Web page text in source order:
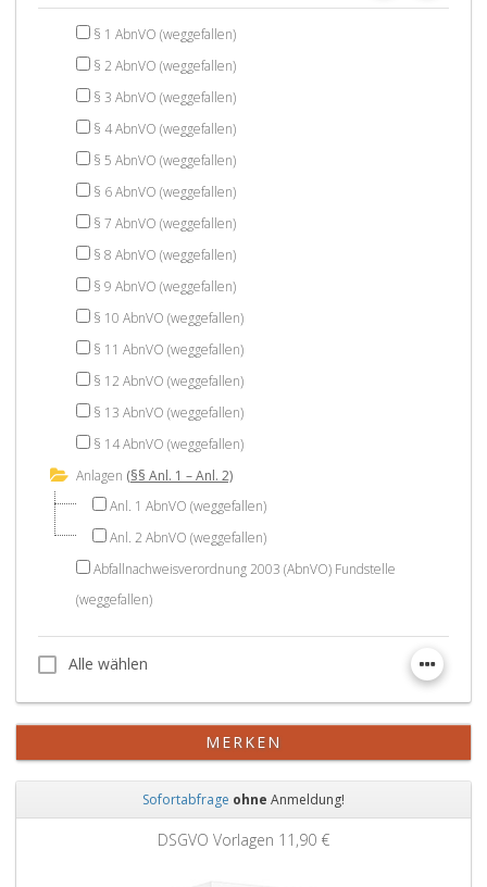
§ 1 AbnVO (weggefallen)
§ 2 AbnVO (weggefallen)
§ 3 AbnVO (weggefallen)
§ 4 AbnVO (weggefallen)
§ 5 AbnVO (weggefallen)
§ 6 AbnVO (weggefallen)
§ 7 AbnVO (weggefallen)
§ 8 AbnVO (weggefallen)
§ 9 AbnVO (weggefallen)
§ 10 AbnVO (weggefallen)
§ 11 AbnVO (weggefallen)
§ 12 AbnVO (weggefallen)
§ 13 AbnVO (weggefallen)
§ 14 AbnVO (weggefallen)
Anlagen (§§ Anl. 1 – Anl. 2)
Anl. 1 AbnVO (weggefallen)
Anl. 2 AbnVO (weggefallen)
Abfallnachweisverordnung 2003 (AbnVO) Fundstelle
(weggefallen)
Alle wählen
Alle wählen
MERKEN
Sofortabfrage ohne Anmeldung!
DSGVO Vorlagen 11,90 €